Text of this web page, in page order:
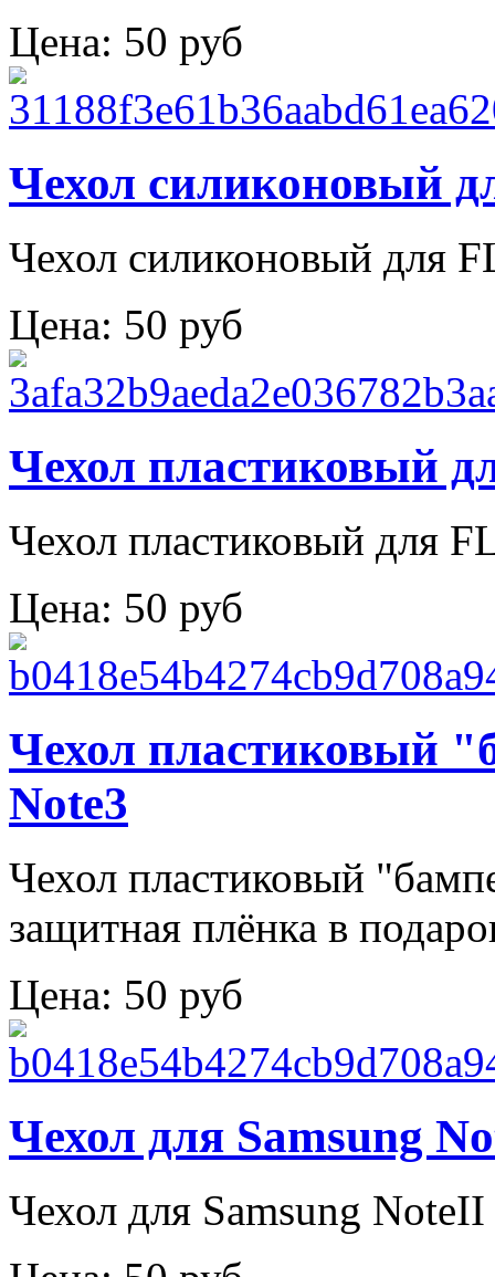
Цена: 50 руб
Чехол силиконовый
Чехол силиконовый для
Цена: 50 руб
Чехол пластиковый
Чехол пластиковый для
Цена: 50 руб
Чехол пластиковый
Note3
Чехол пластиковый
защитная плёнка в
Цена: 50 руб
Чехол для Samsung
Чехол для Samsung